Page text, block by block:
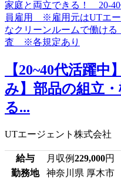
【20~40代活躍
み】部品の組立
る...
UTエージェント株式会社
給与 月収例229,000円
勤務地
神奈川県 厚木市